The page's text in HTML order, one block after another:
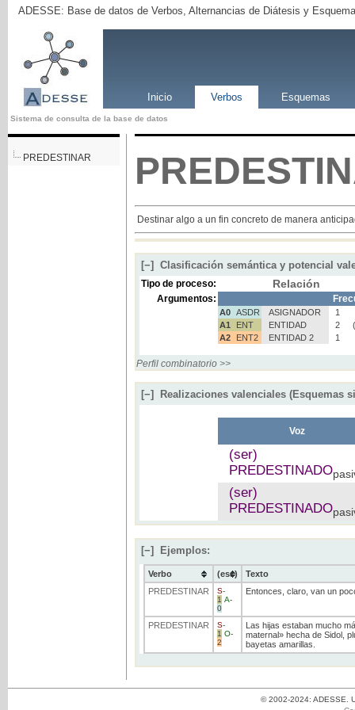
ADESSE: Base de datos de Verbos, Alternancias de Diátesis y
Inicio Verbos Esquemas
Sistema de consulta de la base de datos
PREDESTINAR
Destinar algo a un fin concreto de manera
[−] Clasificación semántica y potencial
Tipo de proceso: Relación
Argumentos:
A0 ASDR ASIGNADOR
1
A1
ENT ENTIDAD 2
A2
ENT2 ENTIDAD 2 1
Perfil combinatorio >>
[−] Realizaciones valenciales (Esquemas
Voz
(ser)
PREDESTINADO
(ser)
PREDESTINADO
[−] Ejemplos:
Verbo (ess)
Texto
PREDESTINAR
S-
1 A-
0
Entonces, claro, van un
PREDESTINAR S-
1 O-
2
Las hijas estaban mucho
maternal» hecha de Sidol,
bayetas amarillas.
© 2002-2024: ADESSE.